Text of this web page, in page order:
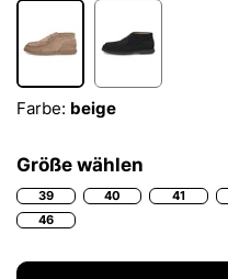
Farbe: beige
Größe wählen
39 40 41
46